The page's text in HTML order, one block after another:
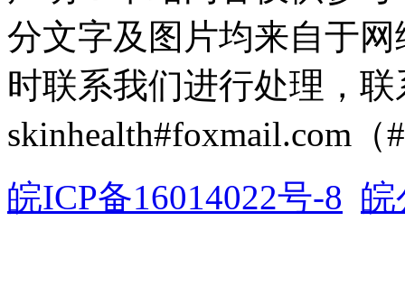
分文字及图片均来自于
时联系我们进行处理，
skinhealth#foxmail.com（
皖ICP备16014022号-8 皖